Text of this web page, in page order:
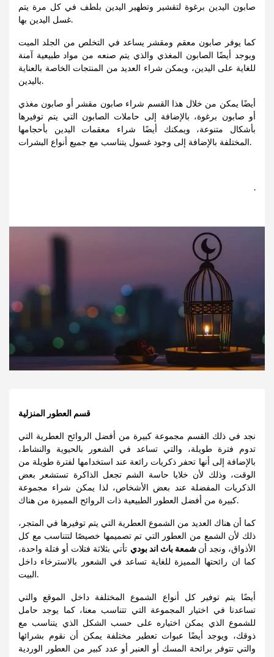
صابون اليدين برغوة لتقشير وتطهير اليدين بلطف في كل مرة يتم
غسل اليدين بها.
كما يوفر صابون معقم ومقشر يساعد في التخلص من الجلد الميت
ويوجد أيضًا الصابون المغذي والذي يتم صنعه من مواد طبيعية آمنة
للغاية على اليدين، ويمكن شراء العديد من المنتجات الخاصة بالعناية
باليدين.
أيضًا يمكن من خلال هذا القسم شراء صابون مقشر أو صابون مغذي
أو صابون برغوة، بالإضافة إلى حاملات الصابون التي يتم توفيرها
بأشكال متنوعة، ويمكنك أيضًا شراء معقمات اليدين بأحجامها
المختلفة بالإضافة إلى وجود غسول يتناسب مع جميع أنواع البشرات.
.
قسم العطور المنزلية
نجد في ذلك القسم مجموعة كبيرة من أفضل الروائح العطرية التي
تدوم فترة طويلة، والتي تساعد في الشعور بالحيوية والنشاط،
بالإضافة إلى أنها تحفر ذكريات رائعة عند استخدامها لفترة طويلة من
الوقت، وذلك لأن خلايا حاسة الشم تجعل الذاكرة تستشعر بعض
الذكريات المفضلة عند بعض الأشخاص، لذا يمكن شراء مجموعة
كبيرة من أفضل العطور الطبيعية ذات الروائح المميزة من هناك.
كما أن هناك العديد من الشموع العطرية التي يتم توفيرها في المتجر،
ذلك لأن الشمع من العطور التي تم تصميمها خصيصًا لتتناسب مع كل
الأذواق، ونجد أن شمعة باث اند بودي تأتي بثلاثة فتلات أو فتلة واحدة،
كما ان رائحتها المميزة للغاية تساعد في الشعور بالاسترخاء داخل
البيت.
أيضًا يتم توفير كل أنواع الشموع المختلفة داخل الموقع والتي
تساعدنا في اختيار المجموعة التي تتناسب معنا، كما يوجد حامل
للشموع الذي يمكن اختياره على حسب الشكل الذي يتناسب مع
ذوقك، ويوجد أيضًا عبوات تعطير مختلفة يمكن أن نقوم بشرائها
والتي تتوفر برائحة المسك أو العنبر أو عدد كبير من العطور الوردية